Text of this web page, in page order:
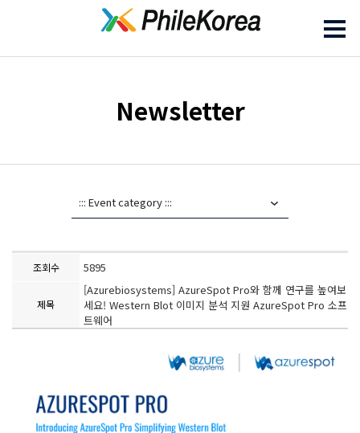
Newsletter
조회수 5895
제목
[Azurebiosystems] AzureSpot Pro와 함께 연구를 높여보
세요! Western Blot 이미지 분석 지원 AzureSpot Pro 소프
트웨어